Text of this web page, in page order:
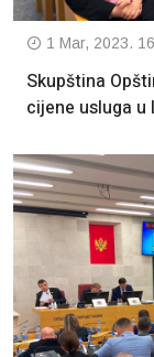
1 Mar, 2023.
Skupština
cijene usluga